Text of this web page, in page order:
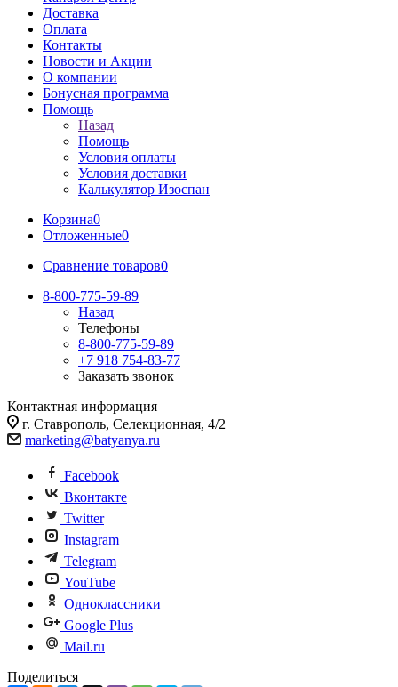
Доставка
Оплата
Контакты
Новости и Акции
О компании
Бонусная программа
Помощь
Назад
Помощь
Условия оплаты
Условия доставки
Калькулятор Изоспан
Корзина0
Отложенные0
Сравнение товаров0
8-800-775-59-89
Назад
Телефоны
8-800-775-59-89
+7 918 754-83-77
Заказать звонок
Контактная информация
г. Ставрополь, Селекционная, 4/2
marketing@batyanya.ru
Facebook
Вконтакте
Twitter
Instagram
Telegram
YouTube
Одноклассники
Google Plus
Mail.ru
Поделиться